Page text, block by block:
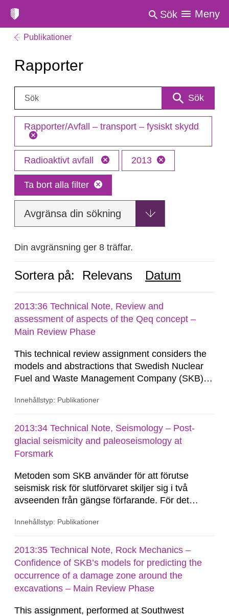
Sök Meny
Publikationer
Rapporter
Sök: Sök
Rapporter/Avfall – transport – fysiskt skydd
Radioaktivt avfall 2013
Ta bort alla filter
Avgränsa din sökning
Din avgränsning ger 8 träffar.
Sortera på: Relevans Datum
2013:36 Technical Note, Review and
assessment of aspects of the Qeq concept –
Main Review Phase
This technical review assignment considers the
models and abstractions that Swedish Nuclear
Fuel and Waste Management Company (SKB)
constituents in the near field at the Forsmark
transport. SKB uses the Qeq parameter to scale
concentration gradients in order to estimate
dissolved-species fluxes...
Innehållstyp: Publikationer
2013:34 Technical Note, Seismology – Post-
glacial seismicity and paleoseismology at
Forsmark
Metoden som SKB använder för att förutse
seismisk risk för slutförvaret skiljer sig i två
avseenden från gängse förfarande. För det
beräknade utifrån numeriska bergmekaniska
riskanalys för förkastningsrörelse...
Innehållstyp: Publikationer
2013:35 Technical Note, Rock Mechanics –
Confidence of SKB’s models for predicting the
occurrence of a damage zone around the
excavations – Main Review Phase
This assignment, performed at Southwest